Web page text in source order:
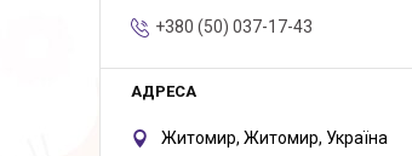
+380 (50) 037-17-43
Житомир, Житомир, Україна